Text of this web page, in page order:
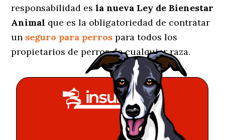
responsabilidad esla nueva Ley de Bienestar
Animal que es la obligatoriedad de contratar
un seguro para perros para todos los
propietarios de perros de cualquier raza.